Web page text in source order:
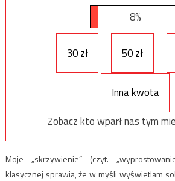
8%
30 zł 50 zł
Inna kwota
Zobacz kto wparł nas tym
Moje „skrzywienie” (czyt.
klasycznej sprawia, że w myśli wyświetlam